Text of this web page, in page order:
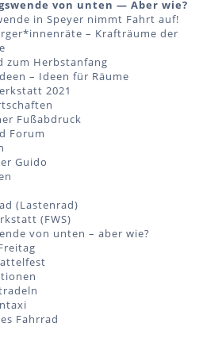
von unten — Aber wie?
in Speyer nimmt Fahrt auf!
– Krafträume der
zum Herbstanfang
– Ideen für Räume
2021
Fußabdruck
Forum
Guido
(Lastenrad)
(FWS)
von unten – aber wie?
Fahrrad